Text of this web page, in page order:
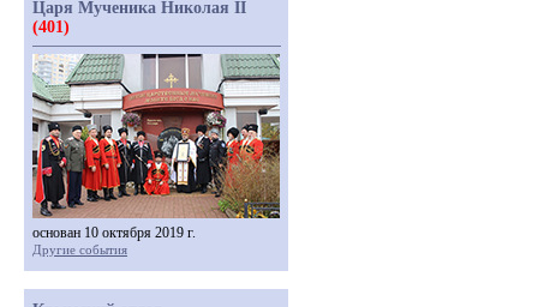
Царя Мученика Николая II
(401)
основан 10 октября 2019 г.
Другие события